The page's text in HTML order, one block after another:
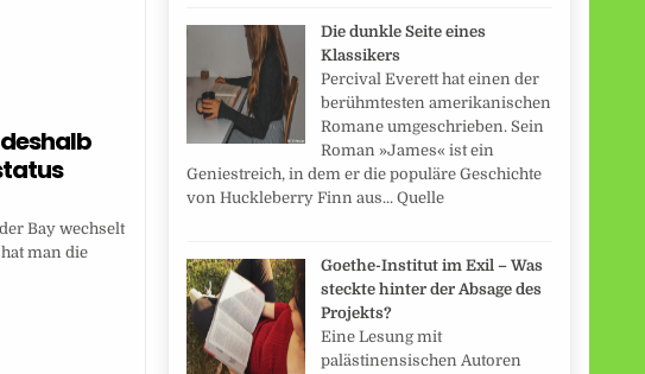
Bay wechselt
man die
Die dunkle Seite eines
Klassikers
Percival Everett hat einen der
berühmtesten amerikanischen
Romane umgeschrieben. Sein
Roman »James« ist ein
Geniestreich, in dem er die populäre Geschichte
von Huckleberry Finn aus... Quelle
Goethe-Institut im Exil – Was
steckte hinter der Absage des
Projekts?
Eine Lesung mit
palästinensischen Autoren